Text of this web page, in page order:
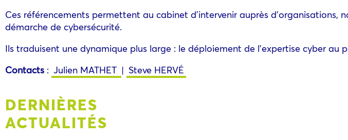
Ces référencements permettent au cabinet d’intervenir auprès
démarche de cybersécurité.
Ils traduisent une dynamique plus large : le déploiement de l’expertise cyber au
Contacts : Julien MATHET | Steve HERVÉ
DERNIÈRES
ACTUALITÉS